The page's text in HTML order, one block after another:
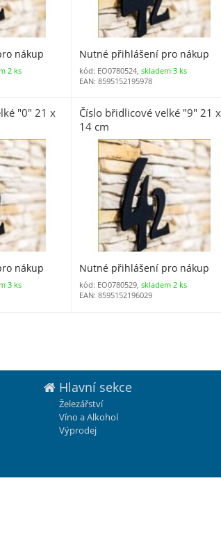
nákup
2 ks
Nutné přihlášení pro nákup
kód: EO0780524, skladem 3 ks
EAN: 8595152195978
"0" 21 x
nákup
3 ks
Číslo břidlicové velké "9" 21 x
14 cm
Nutné přihlášení pro nákup
kód: EO0780529, skladem 2 ks
EAN: 8595152196029
Hlavní sekce
Železářství
Víno a Alkohol
Výprodej